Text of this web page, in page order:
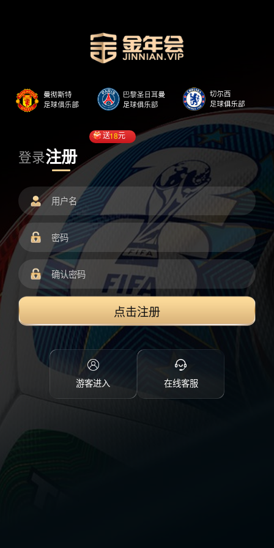
登录注册
送18元
点击注册
游客进入 在线客服